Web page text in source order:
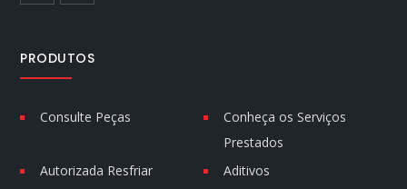
PRODUTOS
Consulte Peças
Conheça os Serviços
Prestados
Autorizada Resfriar
Aditivos